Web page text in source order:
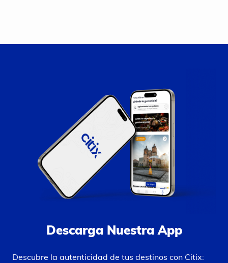
Descarga Nuestra App
Descubre la autenticidad de tus destinos con Citix: